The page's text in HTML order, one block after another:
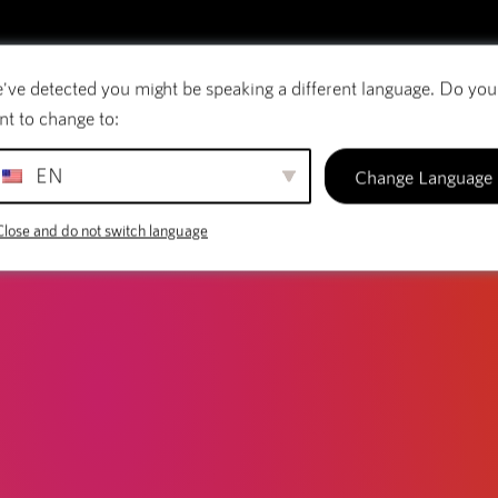
eletrónico Nomes de domínio
regulares são essenciais para
frequência precisa delas
detected you might be speaking a different language. Do you
to change to:
EN Change Language
and do not switch language